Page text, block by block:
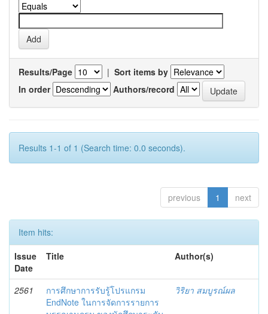
Results/Page | Sort items by
In order
Authors/record
Results 1-1 of 1 (Search time: 0.0 seconds).
previous 1 next
Item hits:
Issue
Date
Title Author(s)
2561
การศึกษาการรับรู้โปรแกรม
EndNote ในการจัดการรายการ
วิริยา สมบูรณ์ผล